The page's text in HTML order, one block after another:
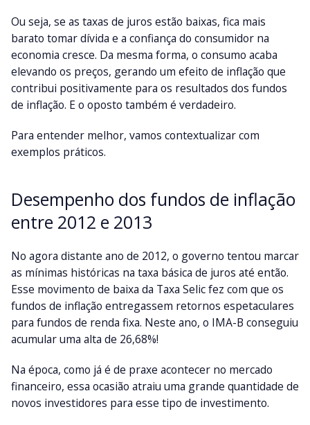
Ou seja, se as taxas de juros estão baixas, fica mais
barato tomar dívida e a confiança do consumidor na
economia cresce. Da mesma forma, o consumo acaba
elevando os preços, gerando um efeito de inflação que
contribui positivamente para os resultados dos fundos
de inflação. E o oposto também é verdadeiro.
Para entender melhor, vamos contextualizar com
exemplos práticos.
Desempenho dos fundos de inflação
entre 2012 e 2013
No agora distante ano de 2012, o governo tentou marcar
as mínimas históricas na taxa básica de juros até então.
Esse movimento de baixa da Taxa Selic fez com que os
fundos de inflação entregassem retornos espetaculares
para fundos de renda fixa. Neste ano, o IMA-B conseguiu
acumular uma alta de 26,68%!
Na época, como já é de praxe acontecer no mercado
financeiro, essa ocasião atraiu uma grande quantidade de
novos investidores para esse tipo de investimento.